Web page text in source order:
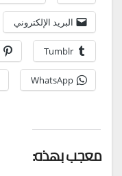
البريد الإلكتروني
Tumblr
WhatsApp
معجب بهذه: